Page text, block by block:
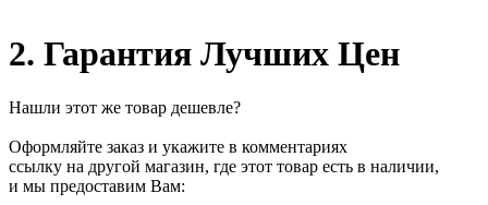
2. Гарантия Лучших Цен
Нашли этот же товар дешевле?
Оформляйте заказ и укажите в комментариях
ссылку на другой магазин, где этот товар есть в наличии,
и мы предоставим Вам: